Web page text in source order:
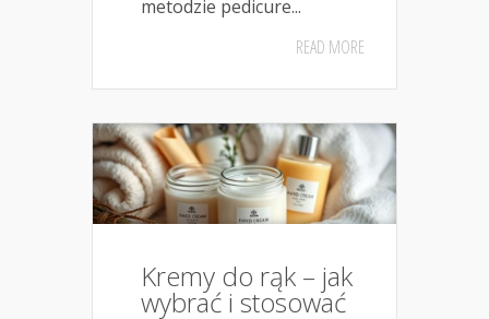
metodzie pedicure...
READ MORE
Kremy do rąk – jak
wybrać i stosować